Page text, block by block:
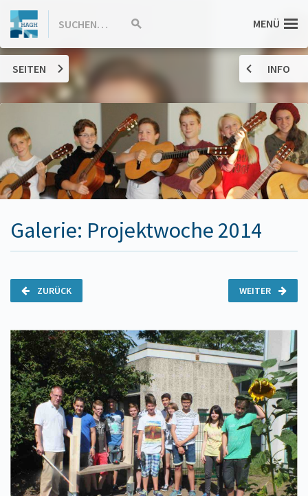
INHALT
Hannah-
Arendt-
Gymnasium
Haßloch
SUCHEN…
Suche
MENÜ
SEITEN
Galerie: Projektwoche 2014
WEITER
ZURÜCK
INFO